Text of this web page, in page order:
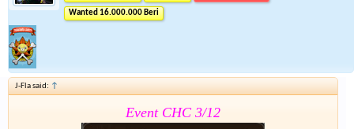
Wanted 16.000.000 Beri
J-Fla said: ↑
Event CHC 3/12